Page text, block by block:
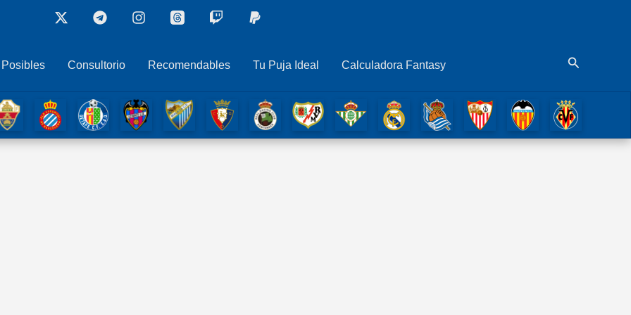
Consultorio Recomendables Tu Puja Ideal Calculadora Fantasy Buscar